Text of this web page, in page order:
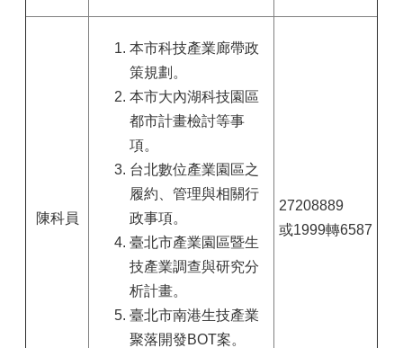
陳科員
本市科技產業廊帶政
策規劃。
本市大內湖科技園區
都市計畫檢討等事
項。
台北數位產業園區之
履約、管理與相關行
政事項。
臺北市產業園區暨生
技產業調查與研究分
析計畫。
臺北市南港生技產業
聚落開發BOT案。
27208889
或1999轉6587